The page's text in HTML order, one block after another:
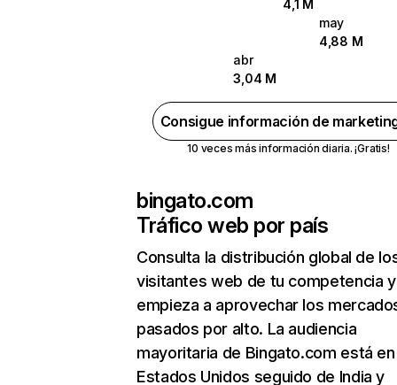
4,1 M
may
4,88 M
abr
3,04 M
Consigue información de
10 veces más información diaria. ¡Gratis!
bingato.com
Tráfico web por país
Consulta la distribución global de
visitantes web de tu competencia y
empieza a aprovechar los
pasados por alto. La audiencia
mayoritaria de Bingato.com está en
Estados Unidos seguido de India y